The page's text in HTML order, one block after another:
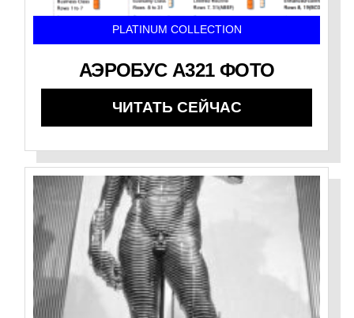
PLATINUM COLLECTION
АЭРОБУС А321 ФОТО
ЧИТАТЬ СЕЙЧАС